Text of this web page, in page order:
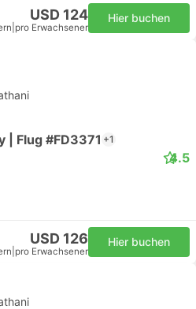
USD 124
pro Erwachsener
Hier buchen
| Flug #FD3371 +1
4.5
USD 126
pro Erwachsener
Hier buchen